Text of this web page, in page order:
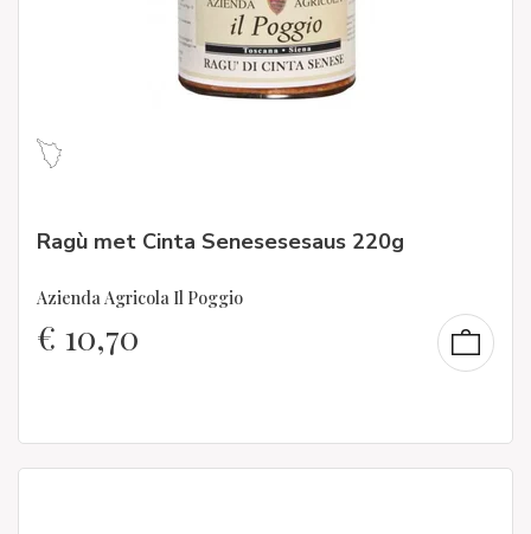
Ragù met Cinta Senesesesaus 220g
Azienda Agricola Il Poggio
€ 10,70